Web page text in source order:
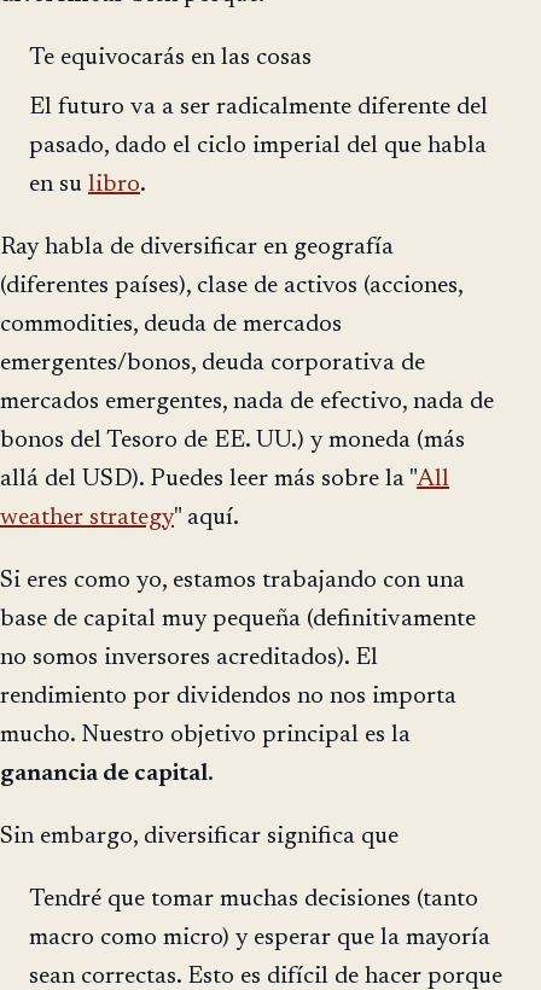
Te equivocarás en las cosas
El futuro va a ser radicalmente diferente del
pasado, dado el ciclo imperial del que habla
en su libro.
Ray habla de diversificar en geografía
(diferentes países), clase de activos (acciones,
commodities, deuda de mercados
emergentes/bonos, deuda corporativa de
mercados emergentes, nada de efectivo, nada de
bonos del Tesoro de EE. UU.) y moneda (más
allá del USD). Puedes leer más sobre la "All
weather strategy" aquí.
Si eres como yo, estamos trabajando con una
base de capital muy pequeña (definitivamente
no somos inversores acreditados). El
rendimiento por dividendos no nos importa
mucho. Nuestro objetivo principal es la
ganancia de capital.
Sin embargo, diversificar significa que
Tendré que tomar muchas decisiones (tanto
macro como micro) y esperar que la mayoría
sean correctas. Esto es difícil de hacer porque